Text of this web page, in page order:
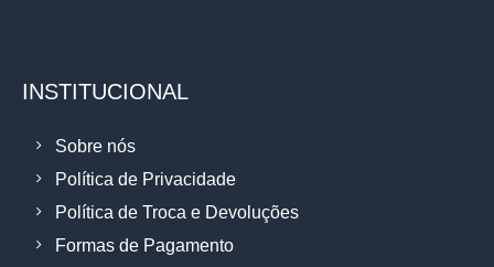
INSTITUCIONAL
Sobre nós
Política de Privacidade
Política de Troca e Devoluções
Formas de Pagamento